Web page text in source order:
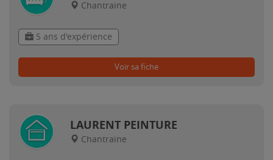
Chantraine
5 ans d'expérience
Voir sa fiche
LAURENT PEINTURE
Chantraine